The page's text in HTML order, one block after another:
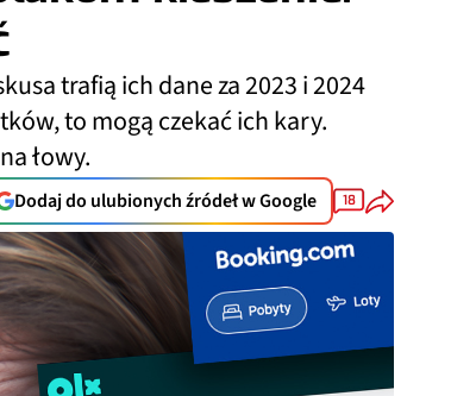
trafią ich dane za 2023 i 2024
to mogą czekać ich kary.
łowy.
Dodaj do ulubionych źródeł w Google 18